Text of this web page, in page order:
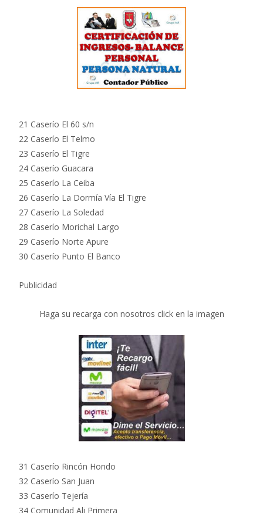
21 Caserío El 60 s/n
22 Caserío El Telmo
23 Caserío El Tigre
24 Caserío Guacara
25 Caserío La Ceiba
26 Caserío La Dormía Vía El Tigre
27 Caserío La Soledad
28 Caserío Morichal Largo
29 Caserío Norte Apure
30 Caserío Punto El Banco
Publicidad
Haga su recarga con nosotros click en la imagen
31 Caserío Rincón Hondo
32 Caserío San Juan
33 Caserío Tejería
34 Comunidad Ali Primera